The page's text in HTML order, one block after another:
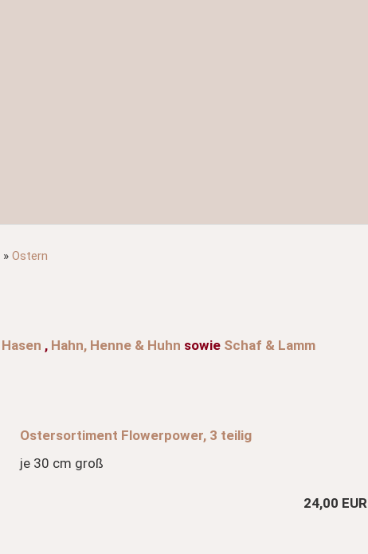
» Ostern
Hasen , Hahn, Henne & Huhn sowie Schaf & Lamm
Ostersortiment Flowerpower, 3 teilig
je 30 cm groß
24,00 EUR